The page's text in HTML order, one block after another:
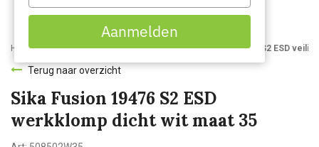
Home Webshop Werkkleding Beroepskleding Sika Fusion S2 ESD
Terug naar overzicht
Sika Fusion 19476 S2 ESD
werkklomp dicht wit maat 35
your
email
Aanmelden